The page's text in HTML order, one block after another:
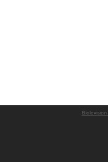
Biolovision